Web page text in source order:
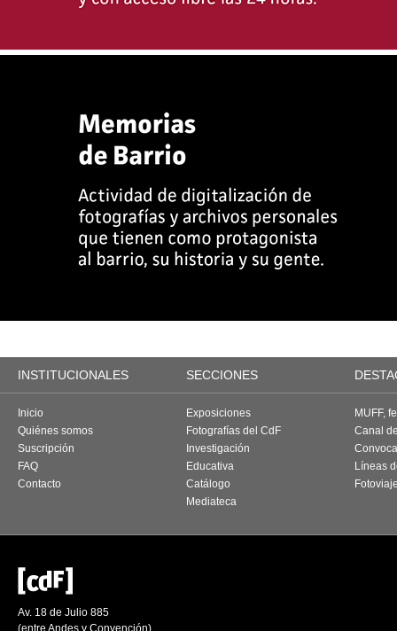
INSTITUCIONALES SECCIONES
Inicio
Quiénes somos
Suscripción
FAQ
Contacto
Exposiciones
Fotografías del CdF
Investigación
Educativa
Catálogo
Mediateca
MUFF,
Canal
Líneas
Av. 18 de Julio 885
(entre Andes y Convención)